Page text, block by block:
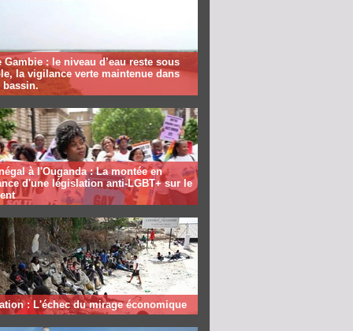
Gambie : le niveau d’eau reste sous
la vigilance verte maintenue dans
bassin.
à l'Ouganda : La montée en
d'une législation anti-LGBT+ sur le
: L'échec du mirage économique